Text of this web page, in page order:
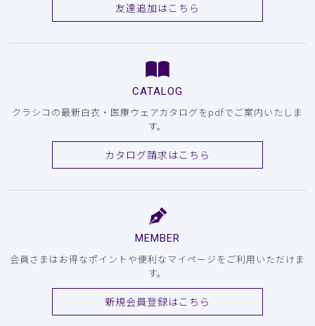
友達追加はこちら
CATALOG
クラシコの最新白衣・医療ウェアカタログをpdfでご案内いたしま
す。
カタログ請求はこちら
MEMBER
会員さまはお得なポイントや便利なマイページをご利用いただけま
す。
新規会員登録はこちら